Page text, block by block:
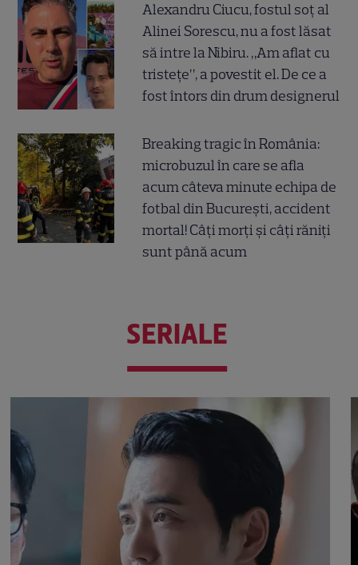
Alexandru Ciucu, fostul soț al
Alinei Sorescu, nu a fost lăsat
să intre la Nibiru. „Am aflat cu
tristețe”, a povestit el. De ce a
fost întors din drum designerul
Breaking tragic în România:
microbuzul în care se afla
acum câteva minute echipa de
fotbal din București, accident
mortal! Câți morți și câți răniți
sunt până acum
SERIALE